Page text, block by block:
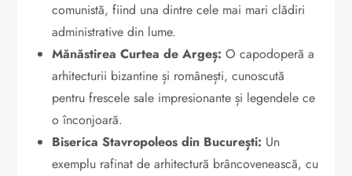
comunistă, fiind una dintre cele mai mari clădiri
administrative din lume.
Mănăstirea Curtea de Argeș: O capodoperă a
arhitecturii bizantine și românești, cunoscută
pentru frescele sale impresionante și legendele ce
o înconjoară.
Biserica Stavropoleos din București: Un
exemplu rafinat de arhitectură brâncovenească, cu